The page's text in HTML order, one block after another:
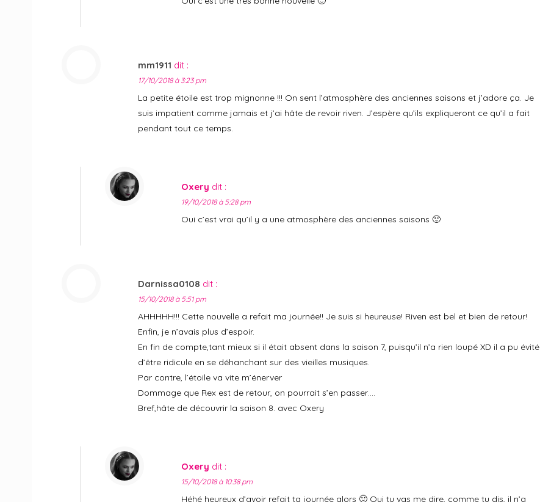
mm1911 dit :
17/10/2018 à 3:23 pm
La petite étoile est trop mignonne !!! On sent l’atmosphère des anciennes saisons et j’adore ça. Je
suis impatient comme jamais et j’ai hâte de revoir riven. J’espère qu’ils expliqueront ce qu’il a fait
pendant tout ce temps.
Oxery dit :
19/10/2018 à 5:28 pm
Oui c’est vrai qu’il y a une atmosphère des anciennes saisons 🙂
Darnissa0108 dit :
15/10/2018 à 5:51 pm
AHHHHH!!! Cette nouvelle a refait ma journée!! Je suis si heureuse! Riven est bel et bien de retour!
Enfin, je n’avais plus d’espoir.
En fin de compte,tant mieux si il était absent dans la saison 7, puisqu’il n’a rien loupé XD il a pu évité
d’être ridicule en se déhanchant sur des vieilles musiques.
Par contre, l’étoile va vite m’énerver
Dommage que Rex est de retour, on pourrait s’en passer….
Bref,hâte de découvrir la saison 8. avec Oxery
Oxery dit :
15/10/2018 à 10:38 pm
Héhé heureux d’avoir refait ta journée alors 🙂 Oui tu vas me dire, comme tu dis, il n’a